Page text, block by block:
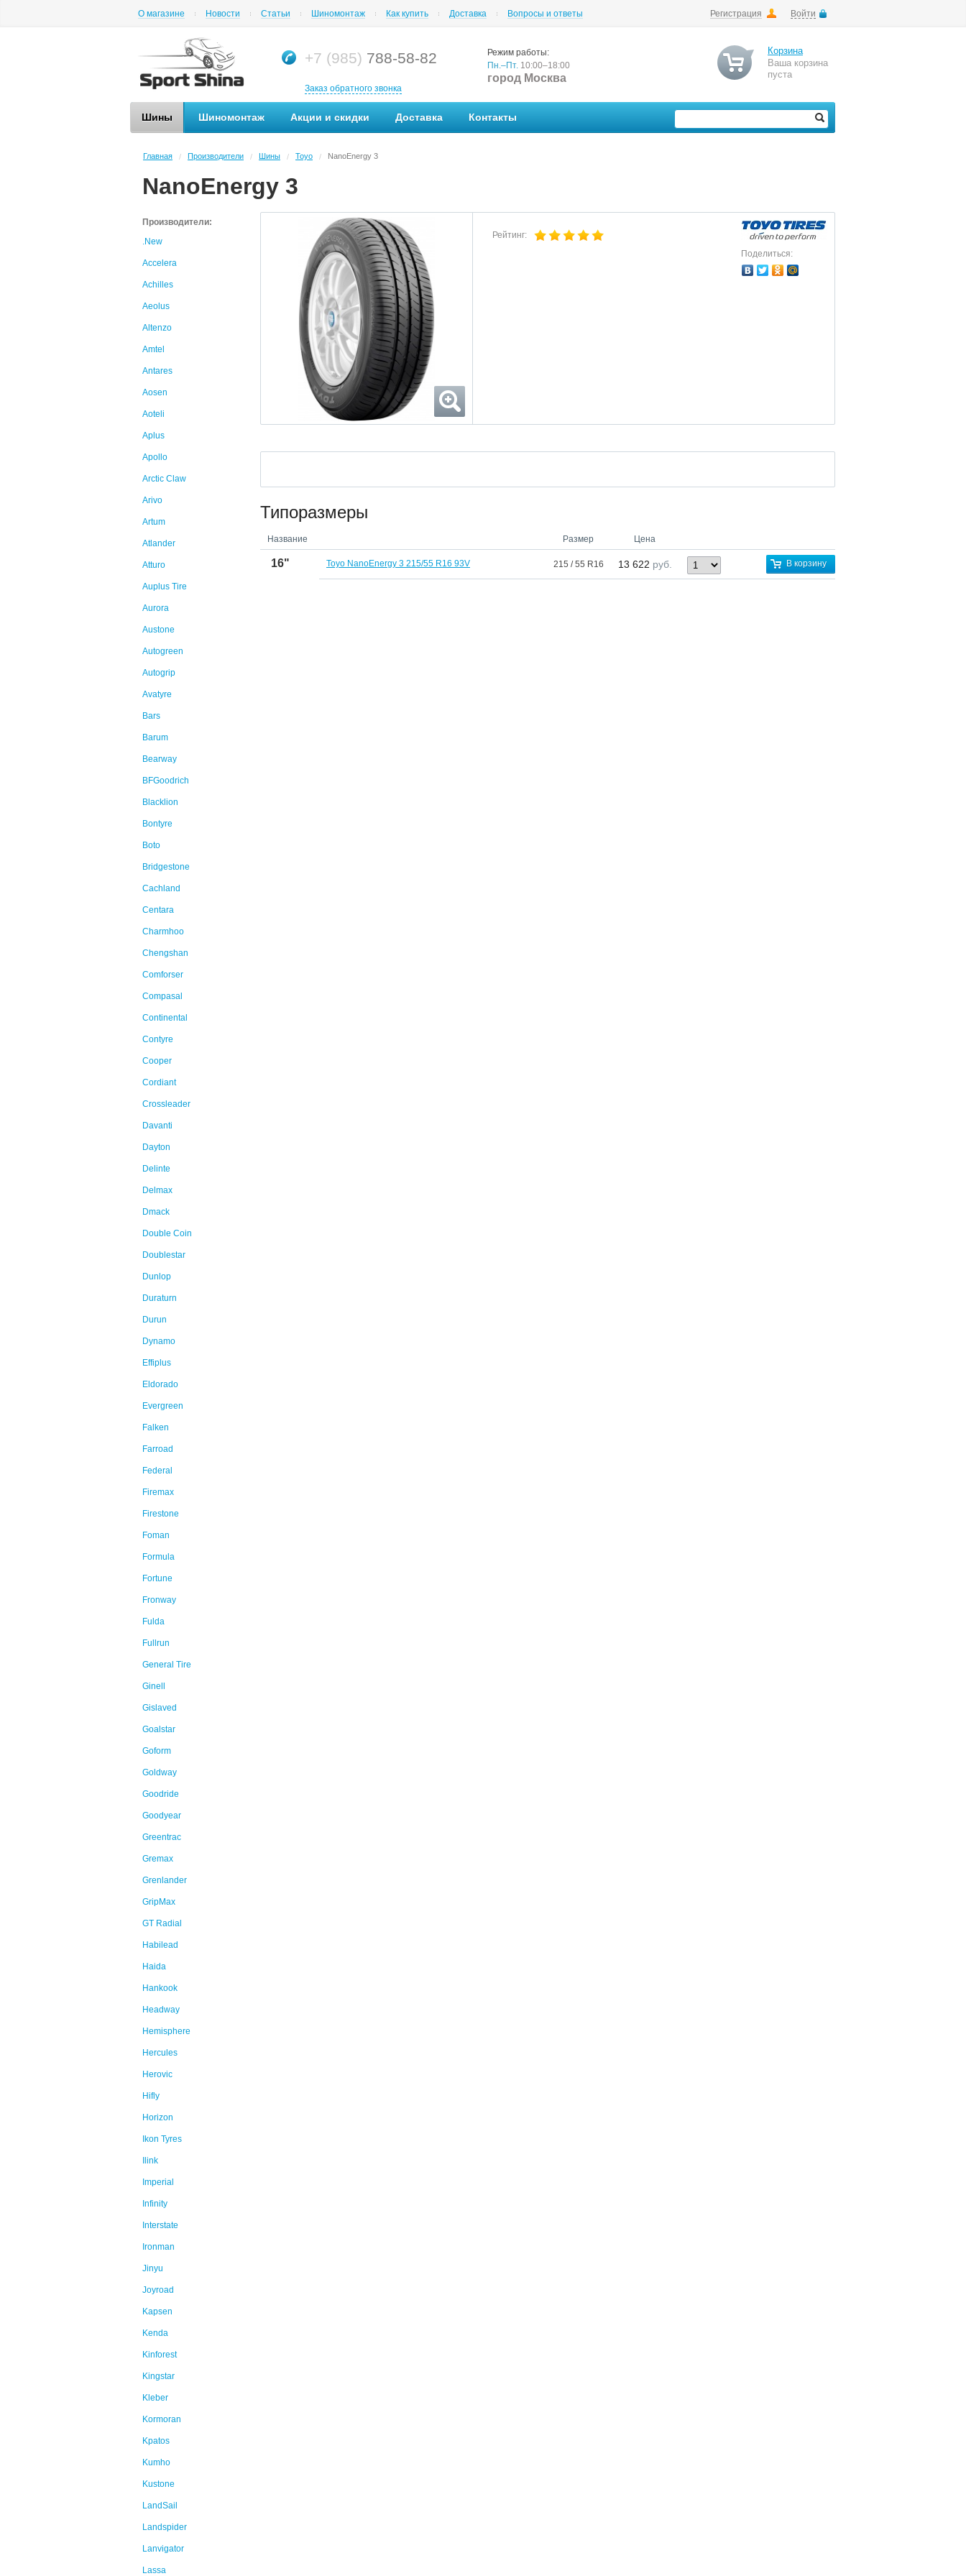
Регистрация Войти
О магазине Новости Статьи Шиномонтаж Как купить Доставка Вопросы и ответы
+7 (985) 788-58-82
Заказ обратного звонка
Режим работы:
Пн.–Пт. 10:00–18:00
город Москва
Корзина
Ваша корзина
пуста
Шины Шиномонтаж Акции и скидки Доставка Контакты
Главная / Производители / Шины / Toyo / NanoEnergy 3
NanoEnergy 3
Производители:
.New
Accelera
Achilles
Aeolus
Altenzo
Amtel
Antares
Aosen
Aoteli
Aplus
Apollo
Arctic Claw
Arivo
Artum
Atlander
Atturo
Auplus Tire
Aurora
Austone
Autogreen
Autogrip
Avatyre
Bars
Barum
Bearway
BFGoodrich
Blacklion
Bontyre
Boto
Bridgestone
Cachland
Centara
Charmhoo
Chengshan
Comforser
Compasal
Continental
Contyre
Cooper
Cordiant
Crossleader
Davanti
Dayton
Delinte
Delmax
Dmack
Double Coin
Doublestar
Dunlop
Duraturn
Durun
Dynamo
Effiplus
Eldorado
Evergreen
Falken
Farroad
Federal
Firemax
Firestone
Foman
Formula
Fortune
Fronway
Fulda
Fullrun
General Tire
Ginell
Gislaved
Goalstar
Goform
Goldway
Goodride
Goodyear
Greentrac
Gremax
Grenlander
GripMax
GT Radial
Habilead
Haida
Hankook
Headway
Hemisphere
Hercules
Herovic
Hifly
Horizon
Ikon Tyres
Ilink
Imperial
Infinity
Interstate
Ironman
Jinyu
Joyroad
Kapsen
Kenda
Kinforest
Kingstar
Kleber
Kormoran
Kpatos
Kumho
Kustone
LandSail
Landspider
Lanvigator
Lassa
Рейтинг:
Поделиться:
Типоразмеры
Название Размер Цена
16" Toyo NanoEnergy 3 215/55 R16 93V 215 / 55 R16 13 622 руб. В корзину